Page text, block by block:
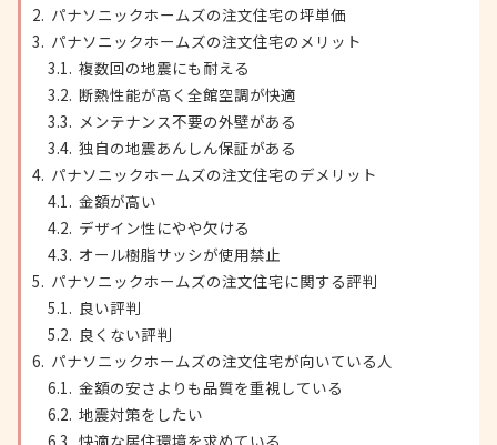
パナソニックホームズの注文住宅の坪単価
パナソニックホームズの注文住宅のメリット
複数回の地震にも耐える
断熱性能が高く全館空調が快適
メンテナンス不要の外壁がある
独自の地震あんしん保証がある
パナソニックホームズの注文住宅のデメリット
金額が高い
デザイン性にやや欠ける
オール樹脂サッシが使用禁止
パナソニックホームズの注文住宅に関する評判
良い評判
良くない評判
パナソニックホームズの注文住宅が向いている人
金額の安さよりも品質を重視している
地震対策をしたい
快適な居住環境を求めている